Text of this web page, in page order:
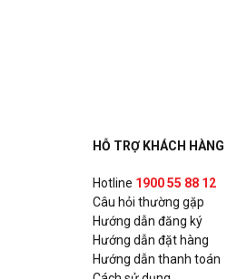
HỖ TRỢ KHÁCH HÀNG
Hotline 1900 55 88 12
Câu hỏi thường gặp
Hướng dẫn đăng ký
Hướng dẫn đặt hàng
Hướng dẫn thanh toán